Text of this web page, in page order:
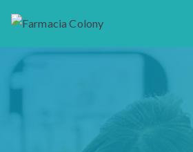
Generando
somos
formulas
materia
nuestros